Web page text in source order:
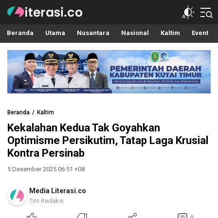
Literasi.co
Pilar Informasi
Beranda Utama Nusantara Nasional Kaltim Event
Beranda Kaltim
Kekalahan Kedua Tak Goyahkan
Optimisme Persikutim, Tatap Laga Krusial
Kontra Persinab
5 Desember 2025 06:51 +08
Media Literasi.co
Tim Redaksi